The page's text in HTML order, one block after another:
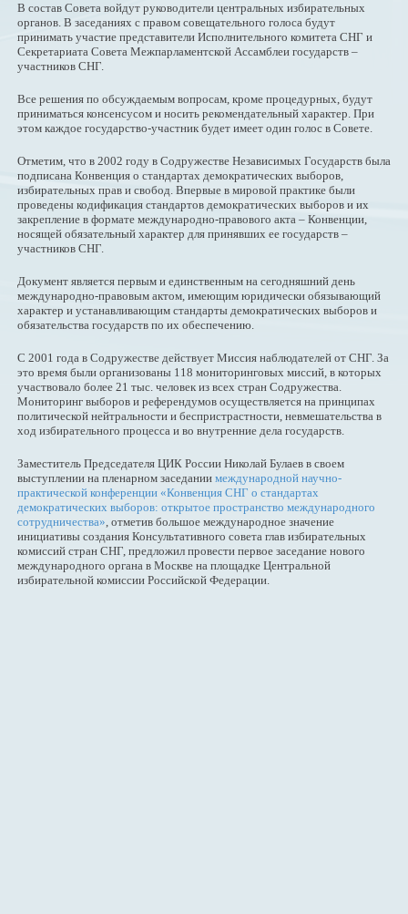
В состав Совета войдут руководители центральных избирательных
органов. В заседаниях с правом совещательного голоса будут
принимать участие представители Исполнительного комитета СНГ и
Секретариата Совета Межпарламентской Ассамблеи государств –
участников СНГ.
Все решения по обсуждаемым вопросам, кроме процедурных, будут
приниматься консенсусом и носить рекомендательный характер. При
этом каждое государство-участник будет имеет один голос в Совете.
Отметим, что в 2002 году в Содружестве Независимых Государств была
подписана Конвенция о стандартах демократических выборов,
избирательных прав и свобод. Впервые в мировой практике были
проведены кодификация стандартов демократических выборов и их
закрепление в формате международно-правового акта – Конвенции,
носящей обязательный характер для принявших ее государств –
участников СНГ.
Документ является первым и единственным на сегодняшний день
международно-правовым актом, имеющим юридически обязывающий
характер и устанавливающим стандарты демократических выборов и
обязательства государств по их обеспечению.
С 2001 года в Содружестве действует Миссия наблюдателей от СНГ. За
это время были организованы 118 мониторинговых миссий, в которых
участвовало более 21 тыс. человек из всех стран Содружества.
Мониторинг выборов и референдумов осуществляется на принципах
политической нейтральности и беспристрастности, невмешательства в
ход избирательного процесса и во внутренние дела государств.
Заместитель Председателя ЦИК России Николай Булаев в своем
выступлении на пленарном заседании международной научно-
практической конференции «Конвенция СНГ о стандартах
демократических выборов: открытое пространство международного
сотрудничества», отметив большое международное значение
инициативы создания Консультативного совета глав избирательных
комиссий стран СНГ, предложил провести первое заседание нового
международного органа в Москве на площадке Центральной
избирательной комиссии Российской Федерации.